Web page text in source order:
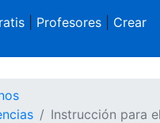
| Profesores| Crear
Instrucción para